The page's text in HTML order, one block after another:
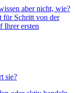
aber nicht, wie?
für Schritt von der
Ihrer ersten
sie?